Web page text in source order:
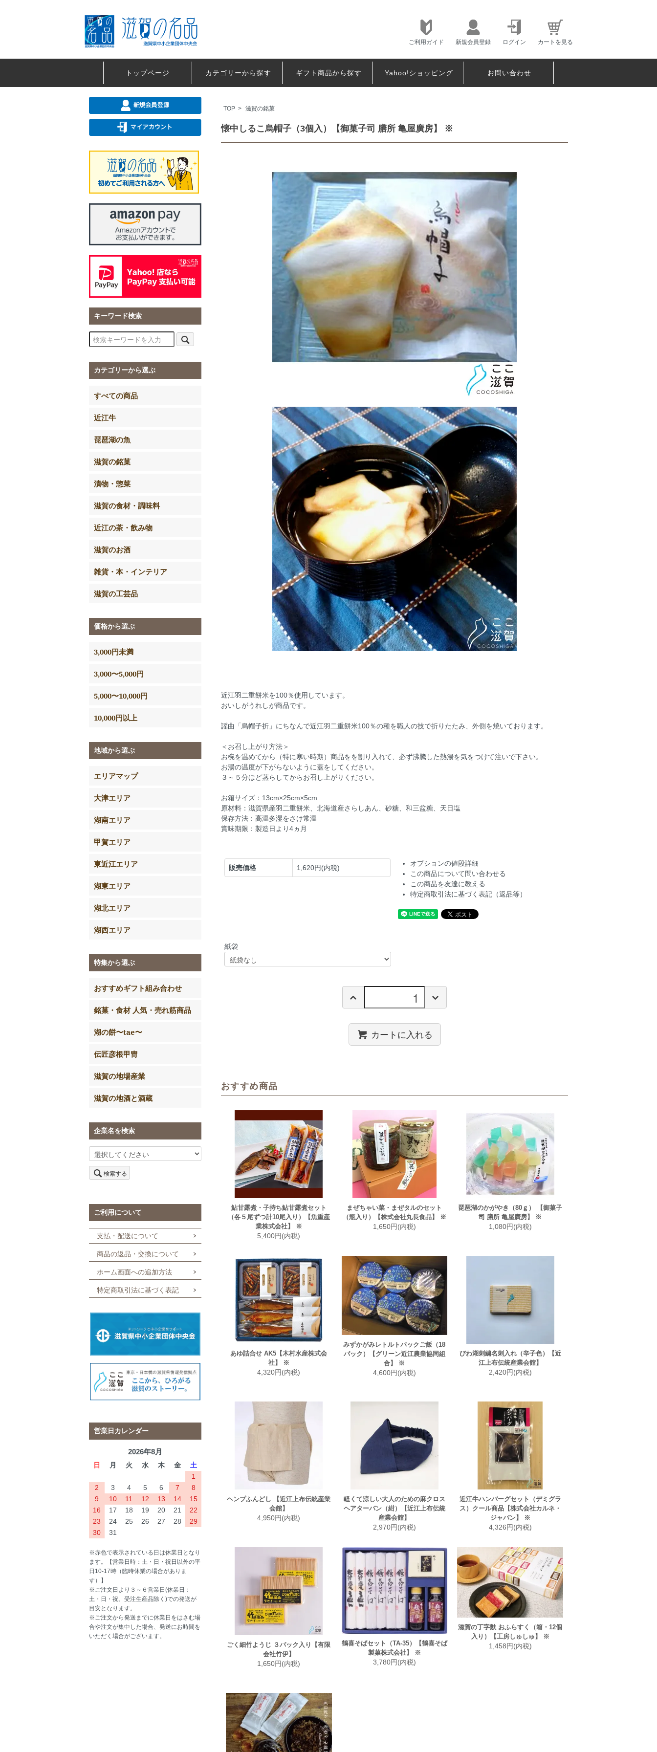
ご利用ガイド 新規会員登録 ログイン カートを見る
トップページ カテゴリーから探す ギフト商品から探す Yahoo!ショッピング お問い合わせ
TOP > 滋賀の銘菓
懐中しるこ烏帽子（3個入）【御菓子司 膳所 亀屋廣房】 ※
近江羽二重餅米を100％使用しています。
おいしがうれしが商品です。
謡曲「烏帽子折」にちなんで近江羽二重餅米100％の種を職人の技で折りたたみ、外側を焼いております。
＜お召し上がり方法＞
お椀を温めてから（特に寒い時期）商品をを割り入れて、必ず沸騰した熱湯を気をつけて注いで下さい。
お湯の温度が下がらないように蓋をしてください。
３～５分ほど蒸らしてからお召し上がりください。
お箱サイズ：13cm×25cm×5cm
原材料：滋賀県産羽二重餅米、北海道産さらしあん、砂糖、和三盆糖、天日塩
保存方法：高温多湿をさけ常温
賞味期限：製造日より4ヵ月
販売価格 1,620円(内税)
オプションの値段詳細
この商品について問い合わせる
この商品を友達に教える
特定商取引法に基づく表記（返品等）
紙袋
カートに入れる
おすすめ商品
鮎甘露煮・子持ち鮎甘露煮セット
（各５尾ずつ計10尾入り）【魚重産
業株式会社】 ※
5,400円(内税)
まぜちゃい菜・まぜタルのセット
（瓶入り）【株式会社丸長食品】 ※
1,650円(内税)
琵琶湖のかがやき（80ｇ） 【御菓子
司 膳所 亀屋廣房】 ※
1,080円(内税)
あゆ詰合せ AK5【木村水産株式会
社】 ※
4,320円(内税)
みずかがみレトルトパックご飯（18
パック）【グリーン近江農業協同組
合】 ※
4,600円(内税)
びわ湖刺繍名刺入れ（辛子色）【近
江上布伝統産業会館】
2,420円(内税)
ヘンプふんどし 【近江上布伝統産業
会館】
4,950円(内税)
軽くて涼しい大人のための麻クロス
ヘアターバン（紺）【近江上布伝統
産業会館】
2,970円(内税)
近江牛ハンバーグセット（デミグラ
ス）クール商品【株式会社カルネ・
ジャパン】 ※
4,326円(内税)
ごく細竹ようじ ３パック入り【有限
会社竹伊】
1,650円(内税)
鶴喜そばセット（TA-35）【鶴喜そば
製菓株式会社】 ※
3,780円(内税)
滋賀の丁字麩 おふらすく（箱・12個
入り）【工房しゅしゅ】 ※
1,458円(内税)
キーワード検索
カテゴリーから選ぶ
すべての商品
近江牛
琵琶湖の魚
滋賀の銘菓
漬物・惣菜
滋賀の食材・調味料
近江の茶・飲み物
滋賀のお酒
雑貨・本・インテリア
滋賀の工芸品
価格から選ぶ
3,000円未満
3,000〜5,000円
5,000〜10,000円
10,000円以上
地域から選ぶ
エリアマップ
大津エリア
湖南エリア
甲賀エリア
東近江エリア
湖東エリア
湖北エリア
湖西エリア
特集から選ぶ
おすすめギフト組み合わせ
銘菓・食材 人気・売れ筋商品
湖の餅〜tae〜
伝匠彦根甲冑
滋賀の地場産業
滋賀の地酒と酒蔵
企業名を検索
検索する
ご利用について
支払・配送について
商品の返品・交換について
ホーム画面への追加方法
特定商取引法に基づく表記
営業日カレンダー
2026年8月
日 月 火 水 木 金
土
1
2
3 4 5 6 7
8
9
10 11 12 13 14
15
16
17 18 19 20 21
22
23
24 25 26 27 28
29
30
31
※赤色で表示されている日は休業日となり
ます。【営業日時：土・日・祝日以外の平
日10-17時（臨時休業の場合がありま
す）】
※ご注文日より３～６営業日(休業日：
土・日・祝、受注生産品除く)での発送が
目安となります。
※ご注文から発送までに休業日をはさむ場
合や注文が集中した場合、発送にお時間を
いただく場合がございます。